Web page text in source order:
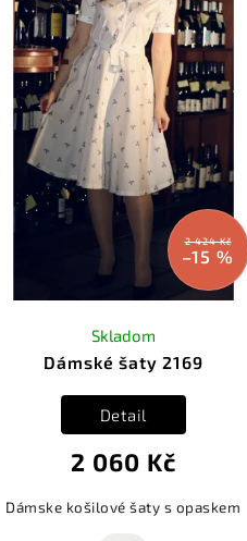
2 424 Kč
–15 %
Dámské šaty 2169
Skladom
2 060 Kč
Detail
Dámske košilové šaty s opaskem